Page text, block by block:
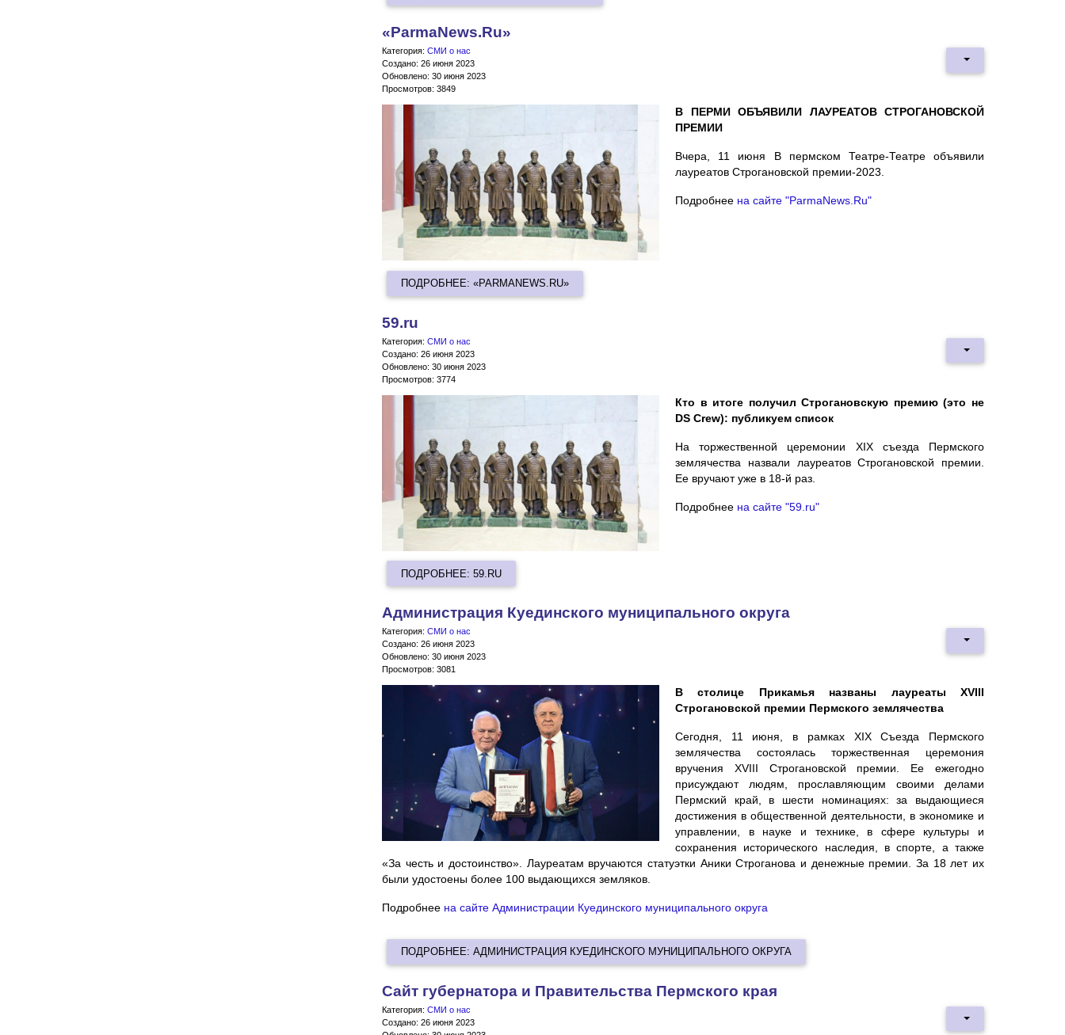
«ParmaNews.Ru»
Категория: СМИ о нас
Создано: 26 июня 2023
Обновлено: 30 июня 2023
Просмотров: 3849
В ПЕРМИ ОБЪЯВИЛИ ЛАУРЕАТОВ СТРОГАНОВСКОЙ
ПРЕМИИ
Вчера, 11 июня В пермском Театре-Театре объявили
лауреатов Строгановской премии-2023.
Подробнее на сайте "ParmaNews.Ru"
ПОДРОБНЕЕ: «PARMANEWS.RU»
59.ru
Категория: СМИ о нас
Создано: 26 июня 2023
Обновлено: 30 июня 2023
Просмотров: 3774
Кто в итоге получил Строгановскую премию (это не
DS Crew): публикуем список
На торжественной церемонии XIX съезда Пермского
землячества назвали лауреатов Строгановской премии.
Ее вручают уже в 18-й раз.
Подробнее на сайте "59.ru"
ПОДРОБНЕЕ: 59.RU
Администрация Куединского муниципального округа
Категория: СМИ о нас
Создано: 26 июня 2023
Обновлено: 30 июня 2023
Просмотров: 3081
В столице Прикамья названы лауреаты XVIII
Строгановской премии Пермского землячества
Сегодня, 11 июня, в рамках XIX Съезда Пермского
землячества состоялась торжественная церемония
вручения XVIII Строгановской премии. Ее ежегодно
присуждают людям, прославляющим своими делами
Пермский край, в шести номинациях: за выдающиеся
достижения в общественной деятельности, в экономике и
управлении, в науке и технике, в сфере культуры и
сохранения исторического наследия, в спорте, а также
«За честь и достоинство». Лауреатам вручаются статуэтки Аники Строганова и денежные премии. За 18 лет их
были удостоены более 100 выдающихся земляков.
Подробнее на сайте Администрации Куединского муниципального округа
ПОДРОБНЕЕ: АДМИНИСТРАЦИЯ КУЕДИНСКОГО МУНИЦИПАЛЬНОГО ОКРУГА
Сайт губернатора и Правительства Пермского края
Категория: СМИ о нас
Создано: 26 июня 2023